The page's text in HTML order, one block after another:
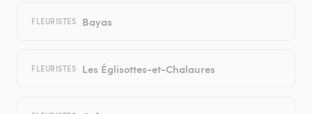
FLEURISTES Bayas
FLEURISTES Les Églisottes-et-Chalaures